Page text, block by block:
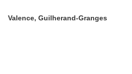
Valence, Guilherand-Granges